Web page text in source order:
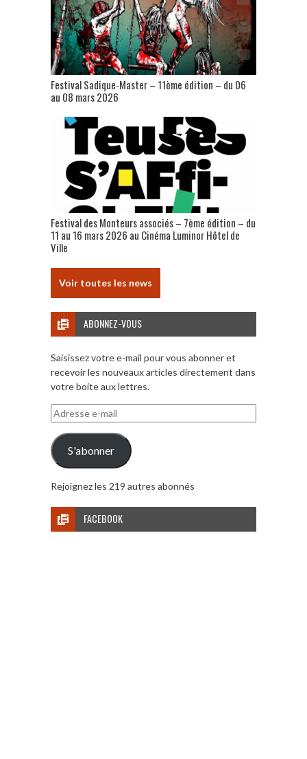
Festival Sadique-Master – 11ème édition – du 06
au 08 mars 2026
Festival des Monteurs associés – 7ème édition – du
11 au 16 mars 2026 au Cinéma Luminor Hôtel de
Ville
Voir toutes les news
ABONNEZ-VOUS
Saisissez votre e-mail pour vous abonner et
recevoir les nouveaux articles directement dans
votre boite aux lettres.
Adresse
e-
mail
S'abonner
Rejoignez les 219 autres abonnés
FACEBOOK